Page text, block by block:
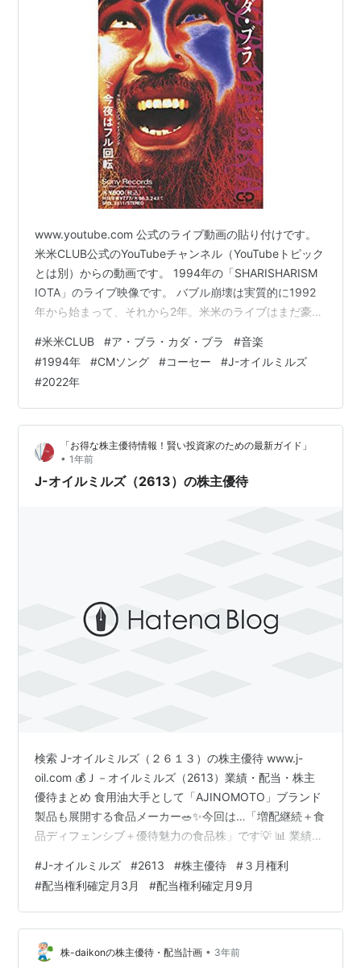
www.youtube.com 公式のライブ動画の貼り付けです。
米米CLUB公式のYouTubeチャンネル（YouTubeトピック
とは別）からの動画です。 1994年の「SHARISHARISM
IOTA」のライブ映像です。 バブル崩壊は実質的に1992
年から始まって、それから2年。米米のライブはまだ豪華
デザイン。また石井さんの男前、ええ声、何とも言えま
せん！ ● ブログ引越を挟んで、はてなブログでは初めて
の、そして久しぶりの「思い出す音楽」の投稿となりま
す。 基本的に毎週日曜日に私が個人的に「思い出す音
楽」を思い出すままに取り上げ、私的な想い…
#米米CLUB #ア・ブラ・カダ・ブラ #音楽
#1994年 #CMソング #コーセー #J-オイルミルズ
#2022年
「お得な株主優待情報！賢い投資家のための最新ガイド」
• 1年前
J-オイルミルズ（2613）の株主優待
検索 J-オイルミルズ（２６１３）の株主優待 www.j-
oil.com 💰Ｊ－オイルミルズ（2613）業績・配当・株主
優待まとめ 食用油大手として「AJINOMOTO」ブランド
製品も展開する食品メーカー🥗✨今回は…「増配継続＋食
品ディフェンシブ＋優待魅力の食品株」です💡 📊 業績情
（前期比▲42.4％）📉 📌 ポイント✔ 原材料価格高騰の
影響✔ 利益は大幅減少✔ 食用油市場の競争激化も影響 📅
27年3月期（見通し）👉 連結経常利益：62億円（前期比
＋7.2％）📈 📌 ポイント✔ 今期は回復見通し✨✔ 価格改
定効果に期待✔ 収益改善が…
#J-オイルミルズ #2613 #株主優待 #３月権利
#配当権利確定月3月 #配当権利確定月9月
株-daikonの株主優待・配当計画 • 3年前